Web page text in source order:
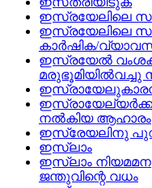
ഇസ്രയേലിലെ
ഇസ്രയേലിലെ
കാര്‍ഷിക/
ഇസ്രയേല്‍
നല്‍കിയ ആഹാരം
ഇസ്രേയലിനു
ഇസ്ലാം
ഇസ്ലാം
ജന്തുവിന്റെ വധം